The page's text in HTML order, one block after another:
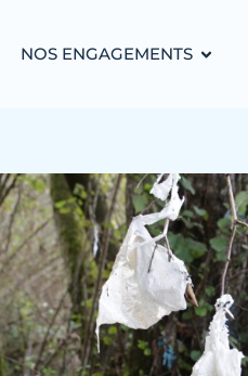
NOS ENGAGEMENTS